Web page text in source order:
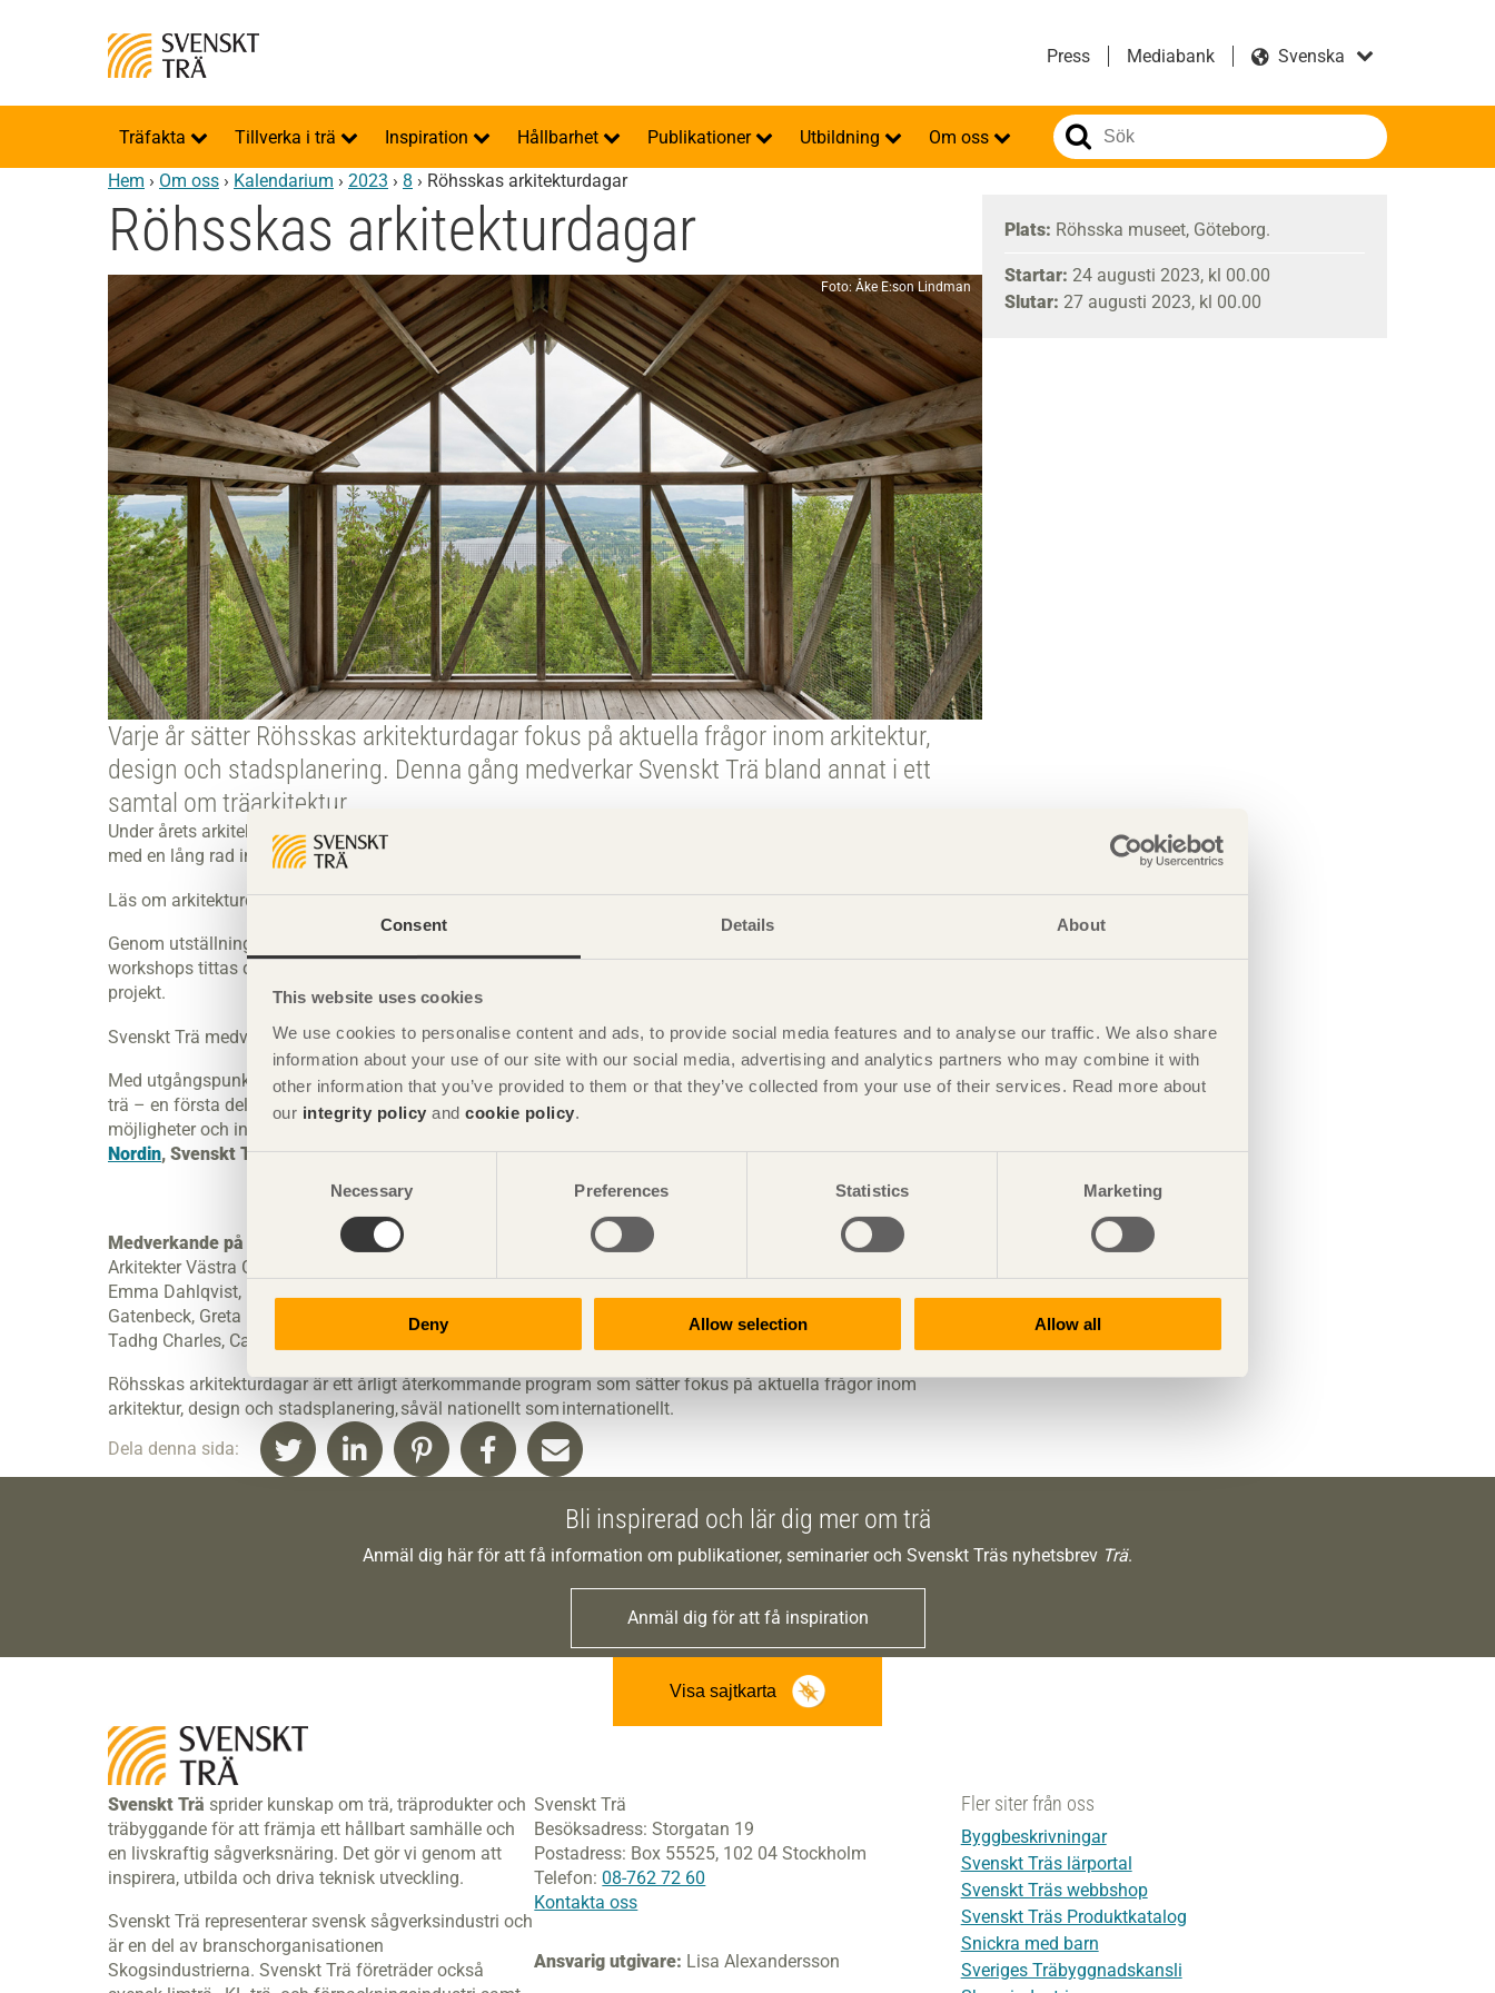
Consent Details About
This website uses cookies
We use cookies to personalise content and ads, to provide social media features and to analyse our traffic. We also share
information about your use of our site with our social media, advertising and analytics partners who may combine it with
other information that you’ve provided to them or that they’ve collected from your use of their services. Read more about
our integrity policy and cookie policy.
Consent
Necessary Preferences Statistics Marketing
Deny Allow selection Allow all
Press Mediabank
Träfakta Tillverka i trä Inspiration Hållbarhet Publikationer Utbildning Om oss
Hem › Om oss › Kalendarium › 2023 › 8 › Röhsskas arkitekturdagar
Röhsskas arkitekturdagar
Foto: Åke E:son Lindman
Varje år sätter Röhsskas arkitekturdagar fokus på aktuella frågor inom arkitektur,
design och stadsplanering. Denna gång medverkar Svenskt Trä bland annat i ett
samtal om träarkitektur.
Under årets arkitekturdagar den 24–27 augusti vrider och vänder man på hållbarhetsbegreppet tillsammans
med en lång rad inbjudna aktörer från olika fält.
Läs om arkitekturdagarna med dess utställningar och programhär.
Genom utställningar, snickeri, panelsamtal, keramik, presentationer, korgvävning, vandringar, modeller och
workshops tittas det närmare på arkitektur och livsmiljö, kopplat till material och kulturarv i både små och stora
projekt.
Svenskt Trä medverkar bland annat på programpunkten:A-prat: Samtidens och framtidens träarkitektur.
Med utgångspunkt i utställningenWoodlife Sweden, anordnas ett samtal i två delar med fokus på arkitektur i
trä – en första del med presentation av tre samtida arkitekturprojekt i trä, en andra del med fokus på framtida
möjligheter och innovation. Programpunkten modereras av Tove Dumon Wallsten, Sveriges Arkitekter och
Nordin, Svenskt Trä.
Medverkande på Röhsskas arkitekturdagar:
Svenskt Trä, Sveriges Arkitekter, RISE, Woodlife Sweden, Sveriges
Arkitekter Västra Götaland, Modvion, Kaka arkitekter, Wahlström och Steijner arkitekter, FASAD, Axel Danhard,
Emma Dahlqvist, Finn Ahlgren, Prototyp Gbg, Designklubben Biskopsgården, Walknet, Isabella Endre, Charlotta
Gatenbeck, Greta Faxberg, Jessica Lundin, Pia Palo, Ellen Boman, Emil Westlin, Karin Sahlin, Daniel Johansson,
Tadhg Charles, Camilla Erlandsson, Axel Christensen
Röhsskas arkitekturdagar är ett årligt återkommande program som sätter fokus på aktuella frågor inom
arkitektur, design och stadsplanering, såväl nationellt som internationellt.
Dela denna sida:
Plats: Röhsska museet, Göteborg.
Startar:24 augusti 2023, kl 00.00
Slutar:27 augusti 2023, kl 00.00
Bli inspirerad och lär dig mer om trä
Anmäl dig här för att få information om publikationer, seminarier och Svenskt Träs nyhetsbrev Trä.
Anmäl dig för att få inspiration
Visa sajtkarta
Svenskt Trä sprider kunskap om trä, träprodukter och
träbyggande för att främja ett hållbart samhälle och
en livskraftig sågverksnäring. Det gör vi genom att
inspirera, utbilda och driva teknisk utveckling.
Svenskt Trä representerar svensk sågverksindustri och
är en del av branschorganisationen
Skogsindustrierna. Svenskt Trä företräder också
Svenskt Trä
Besöksadress: Storgatan 19
Postadress: Box 55525, 102 04 Stockholm
Telefon: 08-762 72 60
Kontakta oss
Ansvarig utgivare: Lisa Alexandersson
Fler siter från oss
Byggbeskrivningar
Svenskt Träs lärportal
Svenskt Träs webbshop
Svenskt Träs Produktkatalog
Snickra med barn
Sveriges Träbyggnadskansli